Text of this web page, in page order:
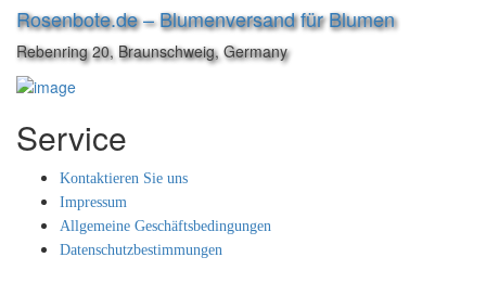
Rosenbote.de – Blumenversand für Blumen
Rebenring 20, Braunschweig, Germany
Service
Kontaktieren Sie uns
Impressum
Allgemeine Geschäftsbedingungen
Datenschutzbestimmungen